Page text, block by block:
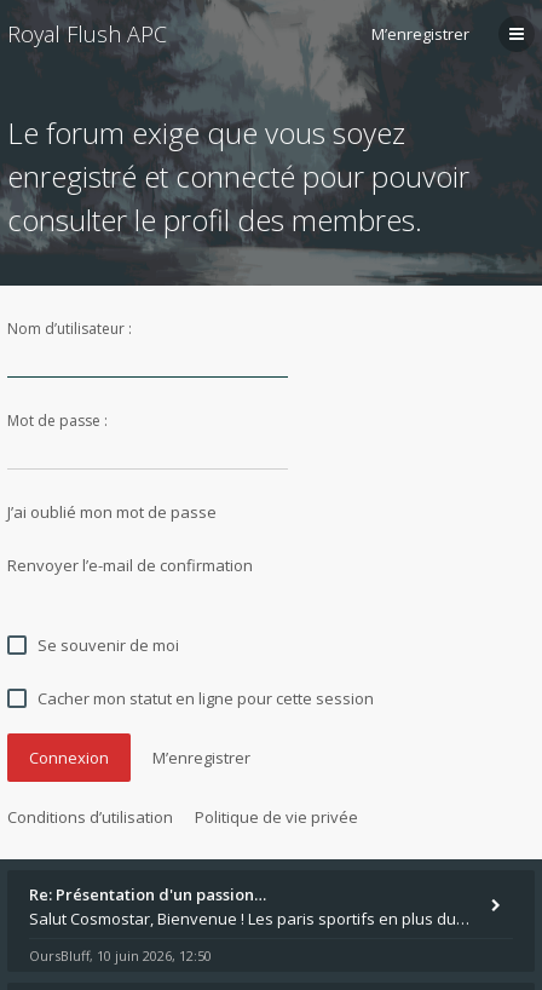
Royal Flush APC M’enregistrer
Le forum exige que vous soyez
enregistré et connecté pour pouvoir
consulter le profil des membres.
Nom d’utilisateur :
Mot de passe :
J’ai oublié mon mot de passe
Renvoyer l’e-mail de confirmation
Se souvenir de moi
Cacher mon statut en ligne pour cette session
M’enregistrer
Conditions d’utilisation Politique de vie privée
Re: Présentation d'un passion…
Salut Cosmostar, Bienvenue ! Les paris sportifs en plus du poker, c'est ce que je fais aussi. Surtout la NBA, je mise su
OursBluff, 10 juin 2026, 12:50